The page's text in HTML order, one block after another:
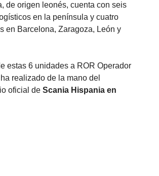
de origen leonés, cuenta con seis
en la península y cuatro
en Barcelona, Zaragoza, León y
estas 6 unidades a ROR Operador
realizado de la mano del
oficial de Scania Hispania en